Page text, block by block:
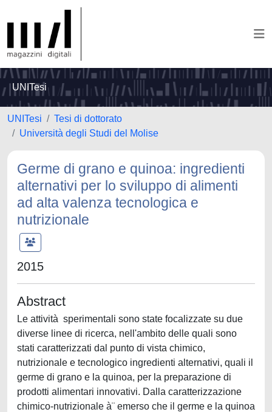
UNITesi
UNITesi
Tesi di dottorato
Università degli Studi del Molise
Germe di grano e quinoa: ingredienti
alternativi per lo sviluppo di alimenti
ad alta valenza tecnologica e
nutrizionale
2015
Abstract
Le attività sperimentali sono state focalizzate su due
diverse linee di ricerca, nell'ambito delle quali sono
stati caratterizzati dal punto di vista chimico,
nutrizionale e tecnologico ingredienti alternativi, quali il
germe di grano e la quinoa, per la preparazione di
prodotti alimentari innovativi. Dalla caratterizzazione
chimico-nutrizionale à¨ emerso che il germe e la quinoa